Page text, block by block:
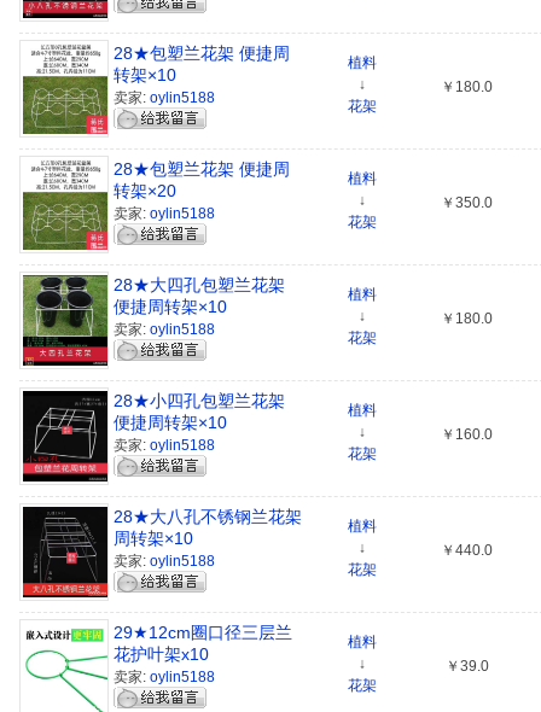
28★包塑兰花架 便捷周
转架×10
卖家: oylin5188
植料
↓
花架
￥180.0
28★包塑兰花架 便捷周
转架×20
卖家: oylin5188
植料
↓
花架
￥350.0
28★大四孔包塑兰花架
便捷周转架×10
卖家: oylin5188
植料
↓
花架
￥180.0
28★小四孔包塑兰花架
便捷周转架×10
卖家: oylin5188
植料
↓
花架
￥160.0
28★大八孔不锈钢兰花架
周转架×10
卖家: oylin5188
植料
↓
花架
￥440.0
29★12cm圈口径三层兰
花护叶架x10
卖家: oylin5188
植料
↓
花架
￥39.0